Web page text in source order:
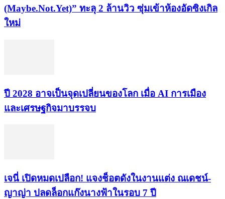
(Maybe.Not.Yet)” ทะลุ 2 ล้านวิว ซุ่มเข้าห้องอัดซิงเกิล
ใหม่
ปี 2028 อาจเป็นจุดเปลี่ยนของโลก เมื่อ AI การเมือง
และเศรษฐกิจมาบรรจบ
เจนี่ เปิดหมดเปลือก! แจงช็อตดังในงานแต่ง ณเดชน์-
ญาญ่า ปลดล็อกแก๊งนางฟ้าในรอบ 7 ปี